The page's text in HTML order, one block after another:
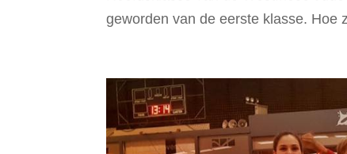
geworden van de eerste klasse. Hoe